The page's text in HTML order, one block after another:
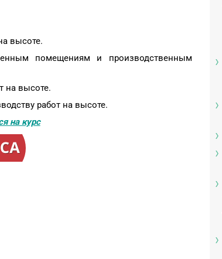
высоте.
помещениям и производственным
на высоте.
работ на высоте.
на курс